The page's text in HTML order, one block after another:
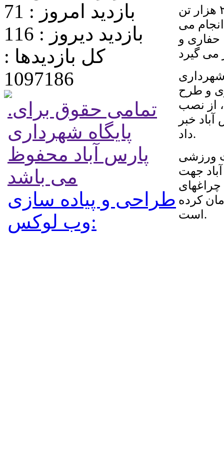
وی با بیان اینکه تا پایان فروردین ماه امسال حدود ۲ هزار تن
می
حفاری و
شهرداری
و طرح
از نصب
خبر
داد.
ورزشی
جهت
۵۵۰ میلیون تومان کرده
است.
بازدید امروز : 71
بازدید دیروز : 116
کل بازدیدها :
1097186
.تمامی حقوق برای
پایگاه شهرداری
پارس آباد محفوظ
می باشد
طراحی و پیاده سازی
:وب لوکس